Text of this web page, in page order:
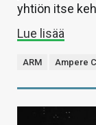
yhtiön itse
Lue lisää
ARM Ampere